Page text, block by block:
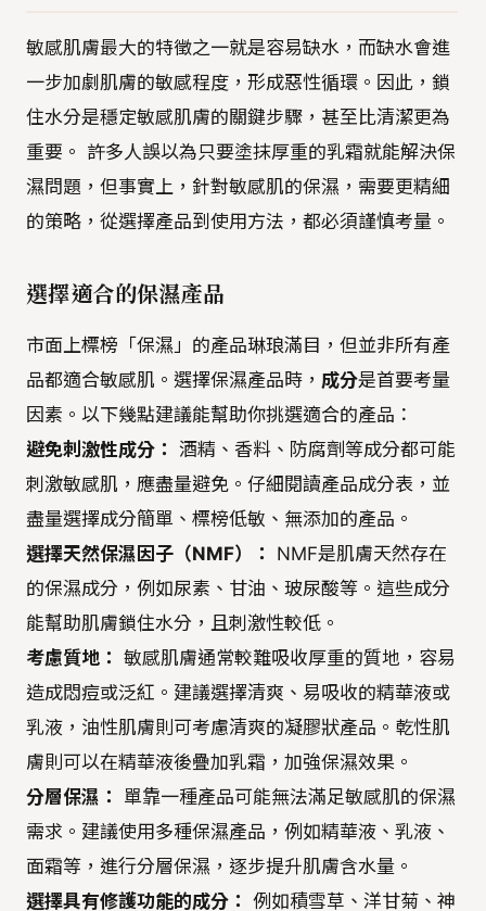
敏感肌膚最大的特徵之一就是容易缺水，而缺水會進
一步加劇肌膚的敏感程度，形成惡性循環。因此，鎖
住水分是穩定敏感肌膚的關鍵步驟，甚至比清潔更為
重要。 許多人誤以為只要塗抹厚重的乳霜就能解決保
濕問題，但事實上，針對敏感肌的保濕，需要更精細
的策略，從選擇產品到使用方法，都必須謹慎考量。
選擇適合的保濕產品
市面上標榜「保濕」的產品琳琅滿目，但並非所有產
品都適合敏感肌。選擇保濕產品時， 成分是首要考量
因素。以下幾點建議能幫助你挑選適合的產品：
避免刺激性成分： 酒精、香料、防腐劑等成分都可能
刺激敏感肌，應盡量避免。仔細閱讀產品成分表，並
盡量選擇成分簡單、標榜低敏、無添加的產品。
選擇天然保濕因子（NMF）：
NMF是肌膚天然存在
的保濕成分，例如尿素、甘油、玻尿酸等。這些成分
能幫助肌膚鎖住水分，且刺激性較低。
考慮質地： 敏感肌膚通常較難吸收厚重的質地，容易
造成悶痘或泛紅。建議選擇清爽、易吸收的精華液或
乳液，油性肌膚則可考慮清爽的凝膠狀產品。乾性肌
膚則可以在精華液後疊加乳霜，加強保濕效果。
分層保濕：
單靠一種產品可能無法滿足敏感肌的保濕
需求。建議使用多種保濕產品，例如精華液、乳液、
面霜等，進行分層保濕，逐步提升肌膚含水量。
選擇具有修護功能的成分： 例如積雪草、洋甘菊、神